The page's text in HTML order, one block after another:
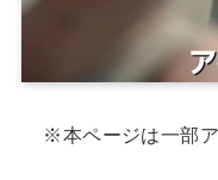
※本ページは一部